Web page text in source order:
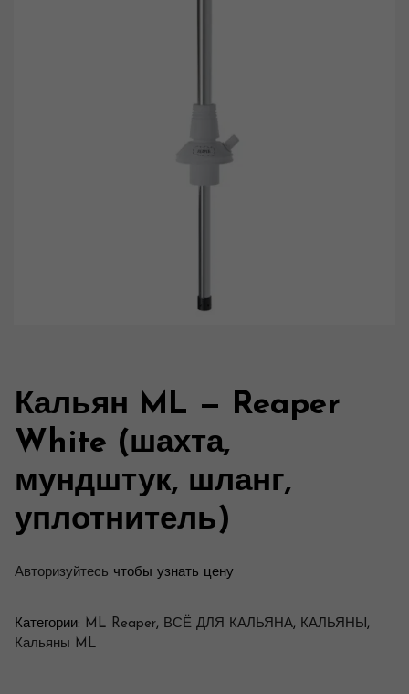
Кальян ML — Reaper
White (шахта,
мундштук, шланг,
уплотнитель)
Авторизуйтесь чтобы узнать цену
Категории: ML Reaper, ВСЁ ДЛЯ КАЛЬЯНА, КАЛЬЯНЫ ,
Кальяны ML